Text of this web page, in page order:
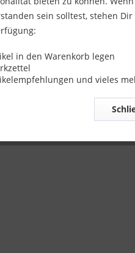
sein solltest, stehen
in den Warenkorb legen
und vieles